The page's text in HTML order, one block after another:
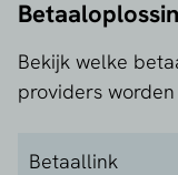
Bekijk welke
providers
Betaallink